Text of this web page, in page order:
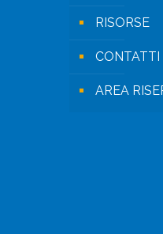
RISORSE
CONTATTI
AREA